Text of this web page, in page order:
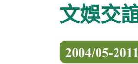
文娛交